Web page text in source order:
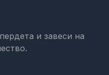
и завеси на